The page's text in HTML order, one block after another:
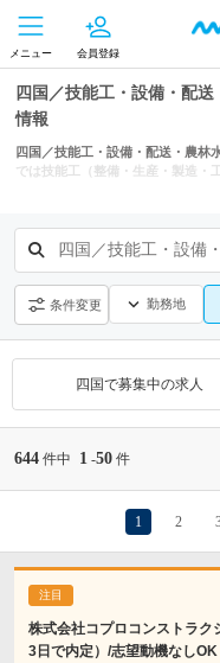
メニュー 会員登録
四国／技能工・設備・配
情報
四国／技能工・設備・配送・農林
では技能工（整備・生産・製造・
送・倉庫などからもあなたにぴっ
四国／技能工・設備
条件変更 勤務地
四国で募集中の求人
644 件中 1 -50 件
1 2
株式会社コプロコンストラク
3日で内定）/志望動機なしOK